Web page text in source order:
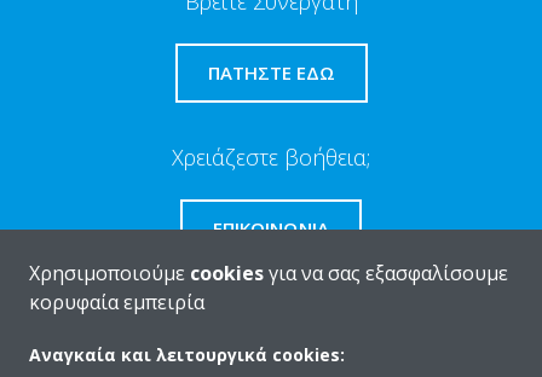
ΠΑΤΉΣΤΕ ΕΔΏ
Χρειάζεστε βοήθεια;
ΕΠΙΚΟΙΝΩΝΊΑ
Χρησιμοποιούμε cookiesγια να σας εξασφαλίσουμε
κορυφαία εμπειρία
Αναγκαία και λειτουργικά cookies: